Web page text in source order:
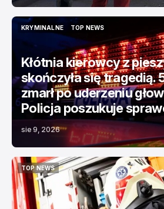
KRYMINALNE
KRYMINALNE
TOP NEWS
TOP NEWS
Kłótnia kierowcy z
skończyła się tragedią.
zmarł po uderzeniu
Policja poszukuje
sie 9, 2026
TOP NEWS
TOP NEWS